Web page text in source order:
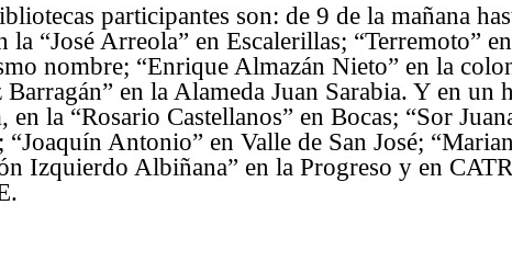
participantes son: de 9 de la mañana
la “José Arreola” en Escalerillas; “Terremoto”
nombre; “Enrique Almazán Nieto” en la
en la Alameda Juan Sarabia. Y en un
en la “Rosario Castellanos” en Bocas; “Sor
“Joaquín Antonio” en Valle de San José;
Izquierdo Albiñana” en la Progreso y en